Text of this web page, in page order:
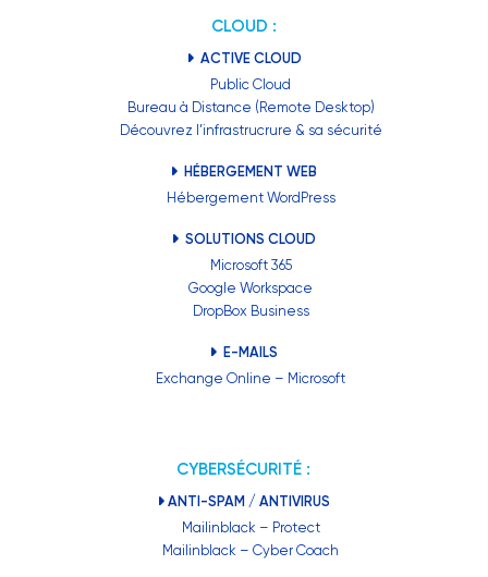
CLOUD :
ACTIVE CLOUD
Public Cloud
Bureau à Distance (Remote Desktop)
Découvrez l’infrastrucrure & sa sécurité
HÉBERGEMENT WEB
Hébergement WordPress
SOLUTIONS CLOUD
Microsoft 365
Google Workspace
DropBox Business
E-MAILS
Exchange Online – Microsoft
CYBERSÉCURITÉ :
ANTI-SPAM / ANTIVIRUS
Mailinblack – Protect
Mailinblack – Cyber Coach